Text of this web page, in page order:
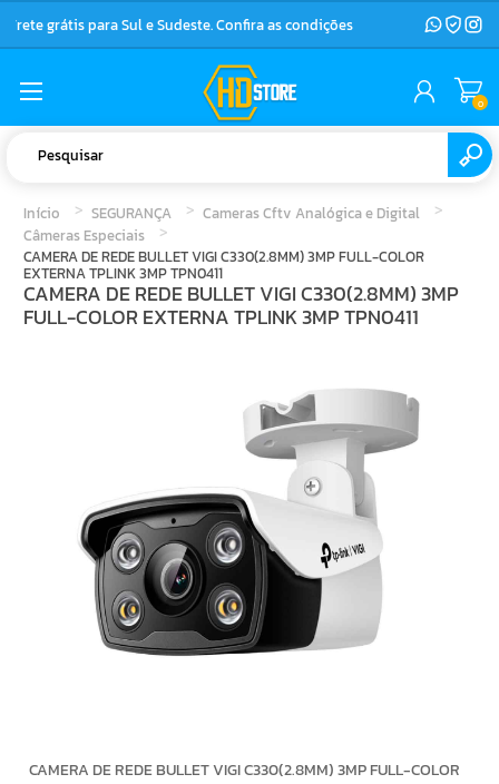
Frete grátis para Sul e Sudeste. Confira as condições
0
Início SEGURANÇA
Cameras Cftv Analógica e Digital
Câmeras Especiais
CAMERA DE REDE BULLET VIGI C330(2.8MM) 3MP FULL-COLOR
EXTERNA TPLINK 3MP TPN0411
CAMERA DE REDE BULLET VIGI C330(2.8MM) 3MP
FULL-COLOR EXTERNA TPLINK 3MP TPN0411
CAMERA DE REDE BULLET VIGI C330(2.8MM) 3MP FULL-COLOR